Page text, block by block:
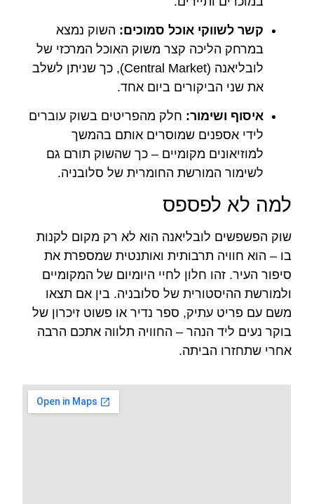
קשר לשווקי אוכל סמוכים: השוק נמצא
במרחק הליכה קצר משוק האוכל המרכזי של
לובליאנה (Central Market), כך שניתן לשלב
את שני הביקורים ביום אחד.
איסוף ושימור: חלק מהפריטים בשוק עוברים
לידי אספנים שמוסרים אותם בהמשך
למוזיאונים מקומיים – כך שהשוק תורם גם
לשימור המורשת החומרית של סלובניה.
למה לא לפספס
שוק הפשפשים לובליאנה הוא לא רק מקום לקנות
בו – הוא חוויה תרבותית ואותנטית שמספרת את
סיפור העיר. זהו חלון לחיי היומיום של המקומיים
ולמורשת ההיסטורית של סלובניה. בין אם תצאו
משם עם פריט עתיק, ספר נדיר או פשוט זיכרון של
בוקר נעים ליד הנהר – החוויה תלווה אתכם הרבה
אחרי שתחזרו הביתה.